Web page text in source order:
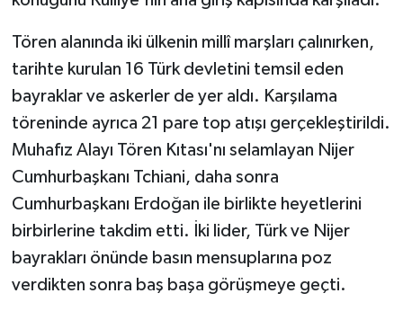
Tören alanında iki ülkenin millî marşları çalınırken,
tarihte kurulan 16 Türk devletini temsil eden
bayraklar ve askerler de yer aldı. Karşılama
töreninde ayrıca 21 pare top atışı gerçekleştirildi.
Muhafız Alayı Tören Kıtası'nı selamlayan Nijer
Cumhurbaşkanı Tchiani, daha sonra
Cumhurbaşkanı Erdoğan ile birlikte heyetlerini
birbirlerine takdim etti. İki lider, Türk ve Nijer
bayrakları önünde basın mensuplarına poz
verdikten sonra baş başa görüşmeye geçti.